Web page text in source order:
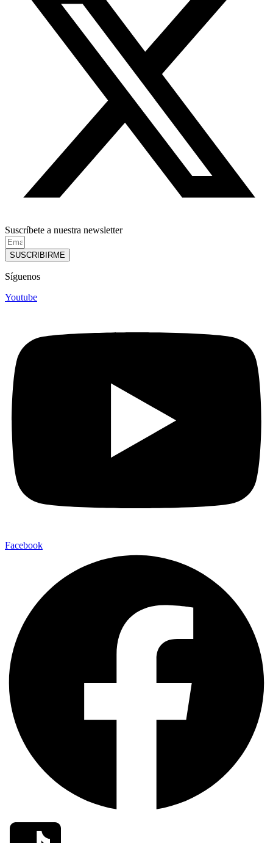
Suscríbete a nuestra newsletter
SUSCRIBIRME
Síguenos
Youtube
Facebook